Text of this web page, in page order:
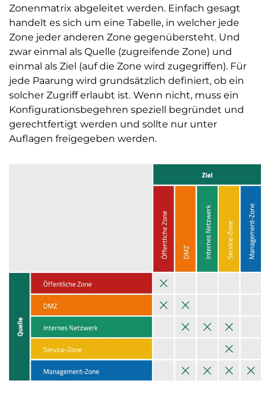
Zonenmatrix abgeleitet werden. Einfach gesagt
handelt es sich um eine Tabelle, in welcher jede
Zone jeder anderen Zone gegenübersteht. Und
zwar einmal als Quelle (zugreifende Zone) und
einmal als Ziel (auf die Zone wird zugegriffen). Für
jede Paarung wird grundsätzlich definiert, ob ein
solcher Zugriff erlaubt ist. Wenn nicht, muss ein
Konfigurationsbegehren speziell begründet und
gerechtfertigt werden und sollte nur unter
Auflagen freigegeben werden.